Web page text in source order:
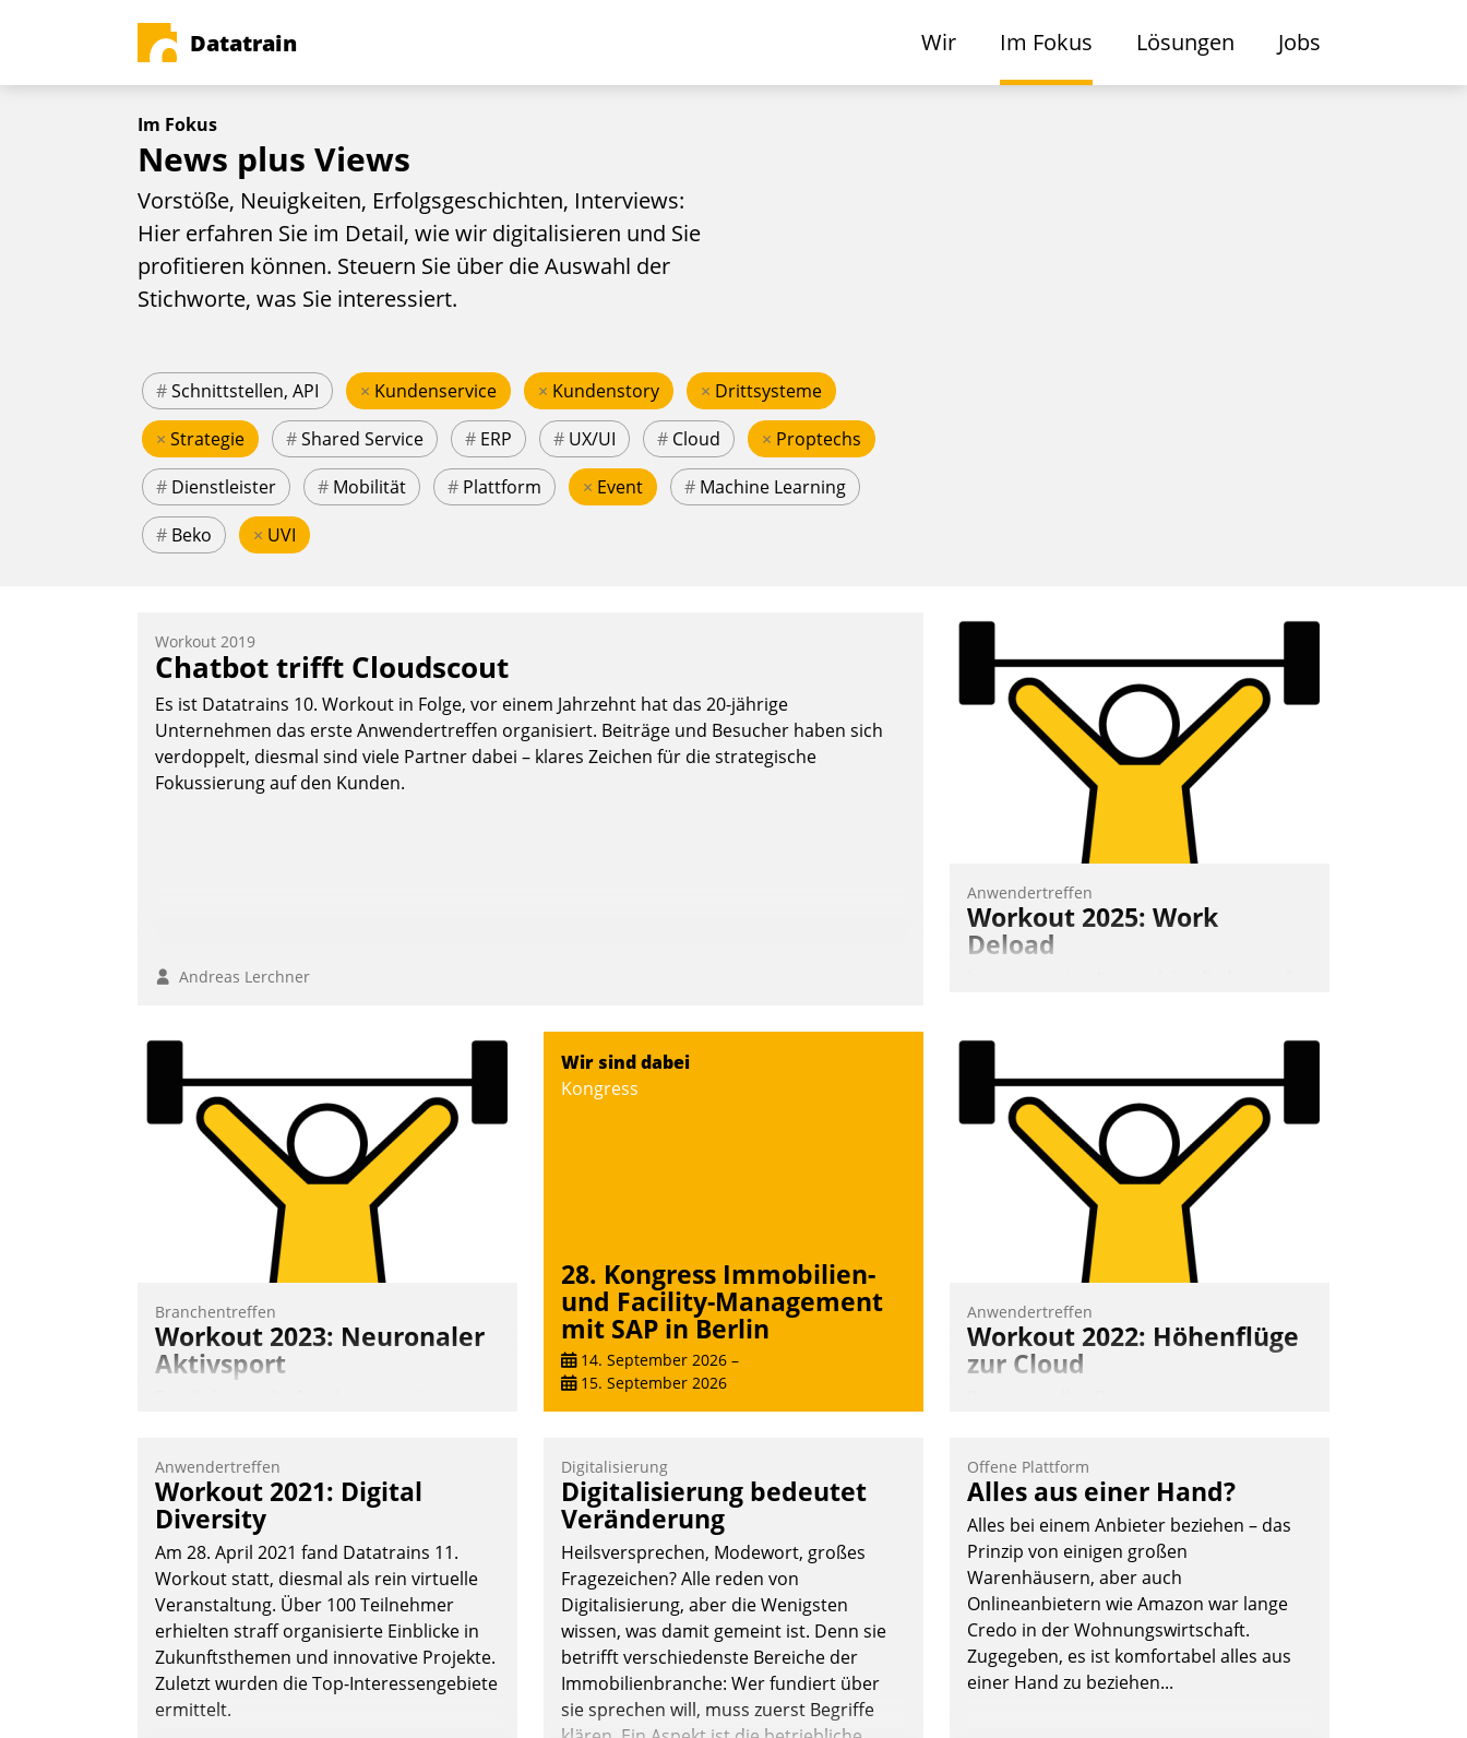
Datatrain Wir Im Fokus Lösungen Jobs
Im Fokus
News plus Views
Vorstöße, Neuigkeiten, Erfolgsgeschichten, Interviews:
Hier erfahren Sie im Detail, wie wir digitalisieren und Sie
profitieren können. Steuern Sie über die Auswahl der
Stichworte, was Sie interessiert.
#Schnittstellen, API × Kundenservice × Kundenstory × Drittsysteme
× Strategie #Shared Service # ERP # UX/UI # Cloud × Proptechs
# Dienstleister # Mobilität # Plattform × Event # Machine Learning
# Beko × UVI
Workout 2019
Chatbot trifft Cloudscout
Es ist Datatrains 10. Workout in Folge, vor einem Jahrzehnt hat das 20-jährige
Unternehmen das erste Anwendertreffen organisiert. Beiträge und Besucher haben sich
verdoppelt, diesmal sind viele Partner dabei – klares Zeichen für die strategische
Fokussierung auf den Kunden.
Andreas Lerchner
Anwendertreffen
Workout 2025: Work
Deload
meistern und Workloads wuppen – bei
zunehmend anspruchsvollen Aufgaben
und abnehmendem Nachwuchs?
Nadja Hußmann
Branchentreffen
Workout 2023: Neuronaler
Aktivsport
Vernetzungsideen fürs Quartier.
Dazwischen zeigte Datatrain, was es
Neues zu bieten hat.
Nadja Hußmann
Wir sind dabei
Kongress
28. Kongress Immobilien-
und Facility-Management
mit SAP in Berlin
14. September 2026 –
15. September 2026
Anwendertreffen
Workout 2022: Höhenflüge
zur Cloud
Teilnehmer kurzweilige Einblicke in
innovative Cloud-Strategien und -
Lösungen mit hohem Zukunftspotenzial.
Andreas Lerchner
Anwendertreffen
Workout 2021: Digital
Diversity
Am 28. April 2021 fand Datatrains 11.
Workout statt, diesmal als rein virtuelle
Veranstaltung. Über 100 Teilnehmer
erhielten straff organisierte Einblicke in
Zukunftsthemen und innovative Projekte.
Zuletzt wurden die Top-Interessengebiete
ermittelt.
Digitalisierung
Digitalisierung bedeutet
Veränderung
Heilsversprechen, Modewort, großes
Fragezeichen? Alle reden von
Digitalisierung, aber die Wenigsten
wissen, was damit gemeint ist. Denn sie
betrifft verschiedenste Bereiche der
Immobilienbranche: Wer fundiert über
sie sprechen will, muss zuerst Begriffe
Offene Plattform
Alles aus einer Hand?
Alles bei einem Anbieter beziehen – das
Prinzip von einigen großen
Warenhäusern, aber auch
Onlineanbietern wie Amazon war lange
Credo in der Wohnungswirtschaft.
Zugegeben, es ist komfortabel alles aus
einer Hand zu beziehen...